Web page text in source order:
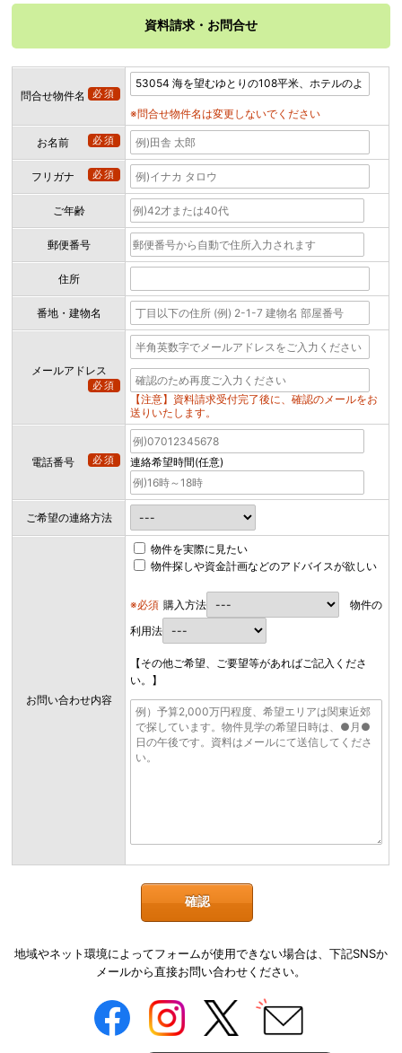
資料請求・お問合せ
問合せ物件名 必須
※問合せ物件名は変更しないでください
お名前 必須
フリガナ 必須
ご年齢
郵便番号
住所
番地・建物名
メールアドレス
必須
【注意】資料請求受付完了後に、確認のメールをお
送りいたします。
電話番号 必須 連絡希望時間(任意)
ご希望の連絡方法
お問い合わせ内容
物件を実際に見たい
物件探しや資金計画などのアドバイスが欲しい
※必須 購入方法
物件の
利用法
【その他ご希望、ご要望等があればご記入くださ
い。】
地域やネット環境によってフォームが使用できない場合は、下記SNSか
メールから直接お問い合わせください。